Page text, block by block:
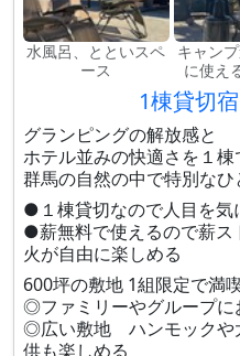
水風呂、とといスペ
ース
キャン
に使え
1棟貸切
グランピングの解放感と
ホテル並みの快適さを１
群馬の自然の中で特別なひ
●１棟貸切なので人目を気
●薪無料で使えるので薪ス
火が自由に楽しめる
600坪の敷地 1組限定で満
◎ファミリーやグループに
◎広い敷地 ハンモックや
供も楽しめる